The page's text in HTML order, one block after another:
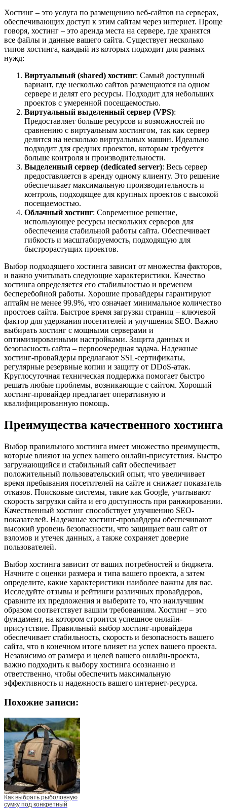
Хостинг – это услуга по размещению веб-сайтов на серверах,
обеспечивающих доступ к этим сайтам через интернет. Проще
говоря, хостинг – это аренда места на сервере, где хранятся
все файлы и данные вашего сайта. Существует несколько
типов хостинга, каждый из которых подходит для разных
нужд:
Виртуальный (shared) хостинг: Самый доступный
вариант, где несколько сайтов размещаются на одном
сервере и делят его ресурсы. Подходит для небольших
проектов с умеренной посещаемостью.
Виртуальный выделенный сервер (VPS):
Предоставляет больше ресурсов и возможностей по
сравнению с виртуальным хостингом, так как сервер
делится на несколько виртуальных машин. Идеально
подходит для средних проектов, которым требуется
больше контроля и производительности.
Выделенный сервер (dedicated server): Весь сервер
предоставляется в аренду одному клиенту. Это решение
обеспечивает максимальную производительность и
контроль, подходящее для крупных проектов с высокой
посещаемостью.
Облачный хостинг: Современное решение,
использующее ресурсы нескольких серверов для
обеспечения стабильной работы сайта. Обеспечивает
гибкость и масштабируемость, подходящую для
быстрорастущих проектов.
Выбор подходящего хостинга зависит от множества факторов,
и важно учитывать следующие характеристики. Качество
хостинга определяется его стабильностью и временем
бесперебойной работы. Хорошие провайдеры гарантируют
аптайм не менее 99.9%, что означает минимальное количество
простоев сайта. Быстрое время загрузки страниц – ключевой
фактор для удержания посетителей и улучшения SEO. Важно
выбирать хостинг с мощными серверами и
оптимизированными настройками. Защита данных и
безопасность сайта – первоочередная задача. Надежные
хостинг-провайдеры предлагают SSL-сертификаты,
регулярные резервные копии и защиту от DDoS-атак.
Круглосуточная техническая поддержка помогает быстро
решать любые проблемы, возникающие с сайтом. Хороший
хостинг-провайдер предлагает оперативную и
квалифицированную помощь.
Преимущества качественного хостинга
Выбор правильного хостинга имеет множество преимуществ,
которые влияют на успех вашего онлайн-присутствия. Быстро
загружающийся и стабильный сайт обеспечивает
положительный пользовательский опыт, что увеличивает
время пребывания посетителей на сайте и снижает показатель
отказов. Поисковые системы, такие как Google, учитывают
скорость загрузки сайта и его доступность при ранжировании.
Качественный хостинг способствует улучшению SEO-
показателей. Надежные хостинг-провайдеры обеспечивают
высокий уровень безопасности, что защищает ваш сайт от
взломов и утечек данных, а также сохраняет доверие
пользователей.
Выбор хостинга зависит от ваших потребностей и бюджета.
Начните с оценки размера и типа вашего проекта, а затем
определите, какие характеристики наиболее важны для вас.
Исследуйте отзывы и рейтинги различных провайдеров,
сравните их предложения и выберите то, что наилучшим
образом соответствует вашим требованиям. Хостинг – это
фундамент, на котором строится успешное онлайн-
присутствие. Правильный выбор хостинг-провайдера
обеспечивает стабильность, скорость и безопасность вашего
сайта, что в конечном итоге влияет на успех вашего проекта.
Независимо от размера и целей вашего онлайн-проекта,
важно подходить к выбору хостинга осознанно и
ответственно, чтобы обеспечить максимальную
эффективность и надежность вашего интернет-ресурса.
Похожие записи:
Как выбрать рыболовную
сумку под конкретный